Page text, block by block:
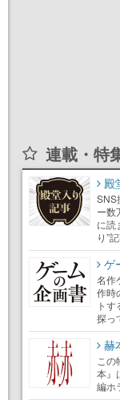
連載・特
殿
SNS
ー数
に読
り”
ゲ
名作
作時
ト
探っ
赫
こ
本』
編ホ